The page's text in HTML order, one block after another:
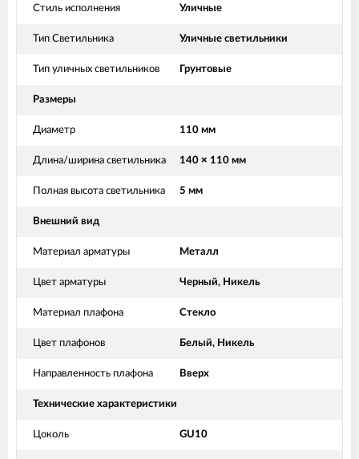
Стиль исполнения Уличные
Тип Светильника Уличные светильники
Тип уличных светильников Грунтовые
Размеры
Диаметр 110 мм
Длина/ширина светильника 140 × 110 мм
Полная высота светильника 5 мм
Внешний вид
Материал арматуры Металл
Цвет арматуры Черный, Никель
Материал плафона Стекло
Цвет плафонов Белый, Никель
Направленность плафона Вверх
Технические характеристики
Цоколь GU10